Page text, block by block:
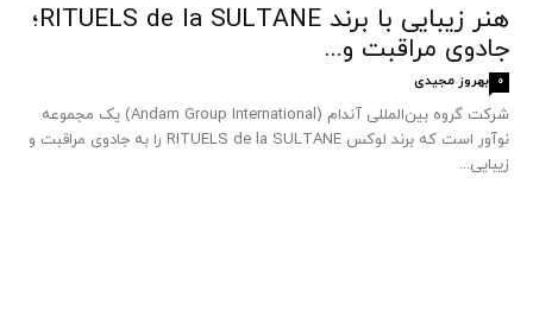
هنر زیبایی با برند RITUELS de la SULTANE؛
جادوی مراقبت و...
بهروز مجیدی 0
شرکت گروه بین‌المللی آندام (Andam Group International) یک مجموعه
نوآور است که برند لوکس RITUELS de la SULTANE را به جادوی مراقبت و
زیبایی...